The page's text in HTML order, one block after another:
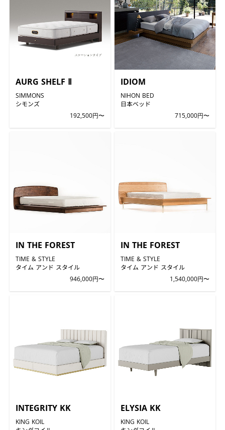
AURG SHELF Ⅱ
SIMMONS
シモンズ
192,500円〜
IDIOM
NIHON BED
日本ベッド
715,000円〜
IN THE FOREST
TIME & STYLE
タイム アンド スタイル
946,000円〜
IN THE FOREST
TIME & STYLE
タイム アンド スタイル
1,540,000円〜
INTEGRITY KK
KING KOIL
ELYSIA KK
KING KOIL